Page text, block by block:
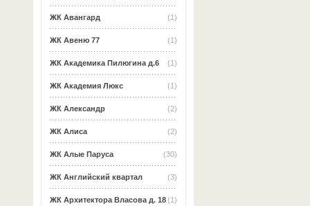
(1)
ЖК Авангард
(1)
ЖК Авеню 77
(1)
ЖК Академика Пилюгина д.6
(1)
ЖК Академия Люкс
(2)
ЖК Александр
(2)
ЖК Алиса
(30)
ЖК Алые Паруса
(3)
ЖК Английский квартал
(1)
ЖК Архитектора Власова д. 18